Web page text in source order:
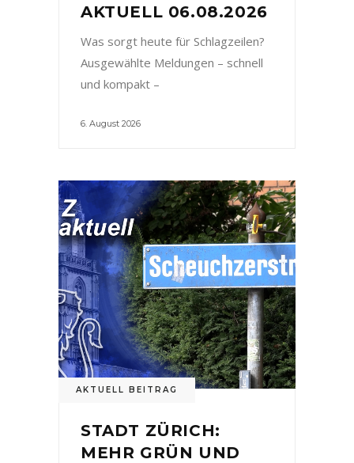
AKTUELL 06.08.2026
Was sorgt heute für Schlagzeilen?
Ausgewählte Meldungen – schnell
und kompakt –
6. August 2026
AKTUELL BEITRAG
STADT ZÜRICH:
MEHR GRÜN UND